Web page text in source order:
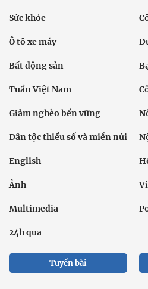
Sức khỏe
Ô tô xe máy
Bất động sản
Tuần Việt Nam
Giảm nghèo bền vững
Dân tộc thiểu số và miền núi
English
Ảnh
Multimedia
24h qua
Tuyến bài